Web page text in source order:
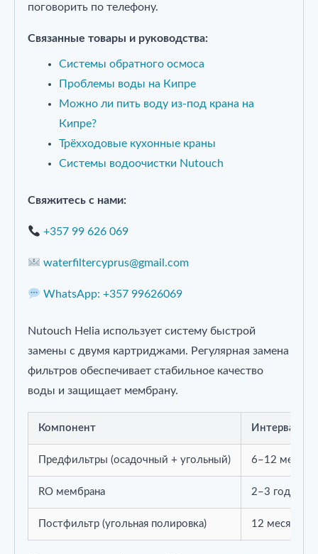
поговорить по телефону.
Связанные товары и руководства:
Системы обратного осмоса
Проблемы воды на Кипре
Можно ли пить воду из‑под крана на
Кипре?
Трёхходовые кухонные краны
Системы водоочистки Nutouch
Свяжитесь с нами:
+357 99 626 069
waterfiltercyprus@gmail.com
WhatsApp: +357 99626069
Nutouch Helia использует систему быстрой
замены с двумя картриджами. Регулярная замена
фильтров обеспечивает стабильное качество
воды и защищает мембрану.
Компонент Интервал
Предфильтры (осадочный + угольный) 6–12
RO мембрана 2–3 года
Постфильтр (угольная полировка) 12 месяцев